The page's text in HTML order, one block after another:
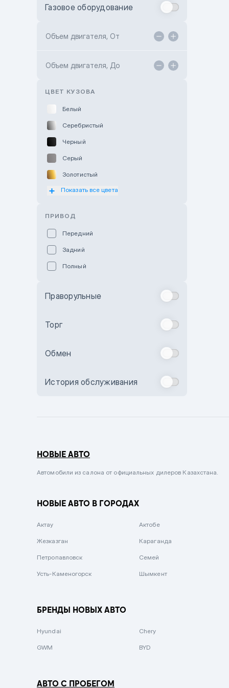
Toyota Kokshetau
Hyundai ShymCity
Газовое оборудование
Объем двигателя, От
Объем двигателя, До
ЦВЕТ КУЗОВА
Белый
Серебристый
Черный
Серый
Золотистый
Оранжевый
Бежевый
Комбинированный
Сиреневый металлик
Вишневый
Зеленый металлик
Показать все цвета
ПРИВОД
Передний
Задний
Полный
Праворульные
Торг
Обмен
История обслуживания
НОВЫЕ АВТО
Автомобили из салона от официальных дилеров Казахстана.
НОВЫЕ АВТО В ГОРОДАХ
Актау Актобе
Жезказган Караганда
Петропавловск Семей
Усть-Каменогорск Шымкент
БРЕНДЫ НОВЫХ АВТО
Hyundai Chery
GWM BYD
АВТО С ПРОБЕГОМ